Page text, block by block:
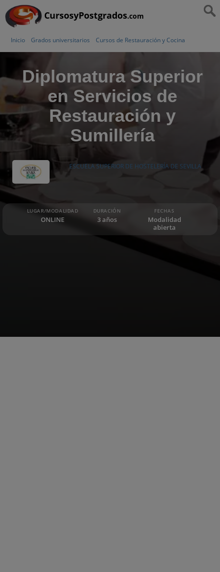
CursosyPostgrados.com
Inicio Grados universitarios Cursos de Restauración y Cocina
Diplomatura Superior
en Servicios de
Restauración y
Sumillería
ESCUELA SUPERIOR DE HOSTELERÍA DE SEVILLA
LUGAR/MODALIDAD
ONLINE
DURACIÓN
3 años
FECHAS
Modalidad
abierta